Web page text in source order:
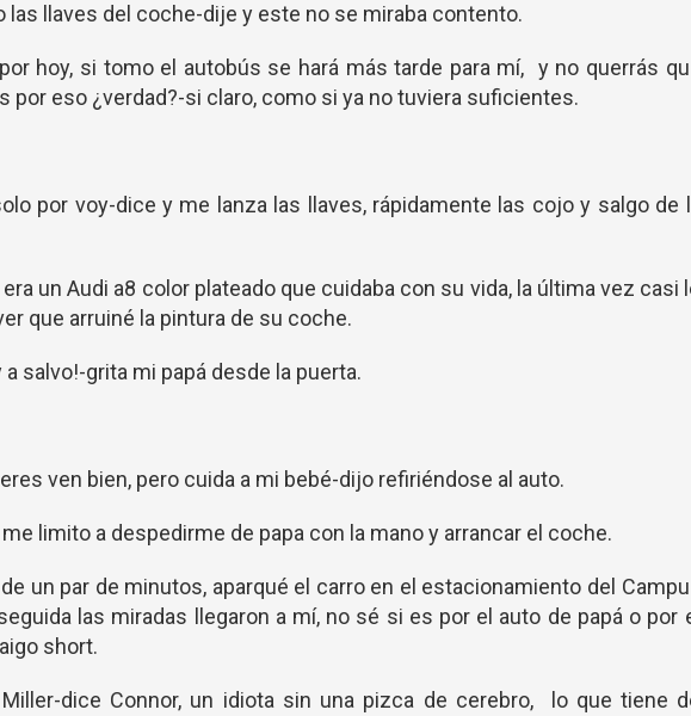
las llaves del coche-dije y este no se miraba contento.
hoy, si tomo el autobús se hará más tarde para mí, y no querrás
por eso ¿verdad?-si claro, como si ya no tuviera suficientes.
por voy-dice y me lanza las llaves, rápidamente las cojo y salgo de
un Audi a8 color plateado que cuidaba con su vida, la última vez casi
que arruiné la pintura de su coche.
a salvo!-grita mi papá desde la puerta.
ven bien, pero cuida a mi bebé-dijo refiriéndose al auto.
limito a despedirme de papa con la mano y arrancar el coche.
un par de minutos, aparqué el carro en el estacionamiento del
las miradas llegaron a mí, no sé si es por el auto de papá o por
short.
dice Connor, un idiota sin una pizca de cerebro, lo que tiene